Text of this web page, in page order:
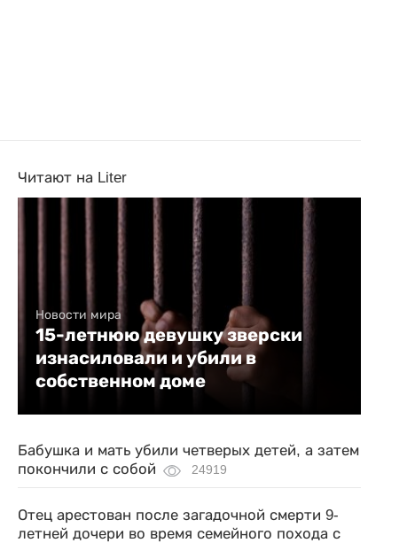
Читают на Liter
Новости мира
15-летнюю девушку зверски
изнасиловали и убили в
собственном доме
Бабушка и мать убили четверых детей, а затем
покончили с собой
24919
Отец арестован после загадочной смерти 9-
летней дочери во время семейного похода с